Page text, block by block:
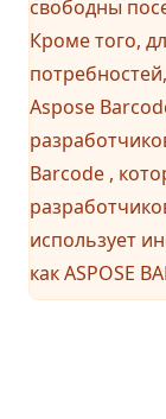
свободны
Кроме того,
Aspose
Barcode ,
использует
как ASPOSE